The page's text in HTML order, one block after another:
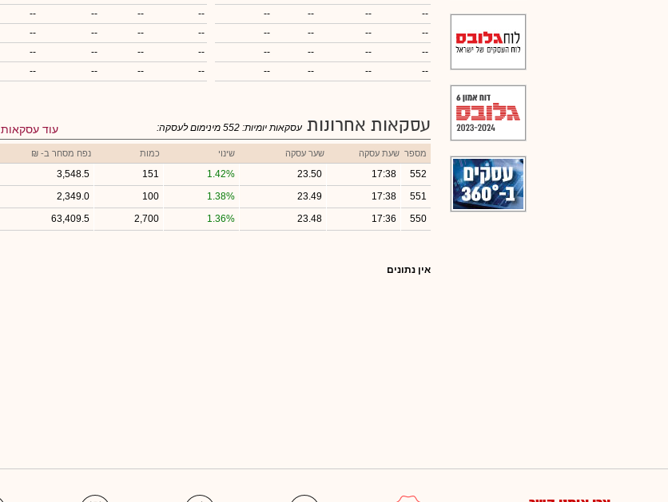
--
--
--
--
--
--
--
--
--
--
--
--
--
--
--
--
--
--
--
--
--
--
--
--
--
--
--
--
--
--
--
--
עסקאות אחרונות עוד עסקאות עסקאות יומיות: 552 מינימום לעסקה:
מספר שעת עסקה שער עסקה שינוי כמות נפח מסחר ב- ₪
552
17:38
23.50
1.42%
151
3,548.5
551
17:38
23.49
1.38%
100
2,349.0
550
17:36
23.48
1.36%
2,700
63,409.5
אין נתונים